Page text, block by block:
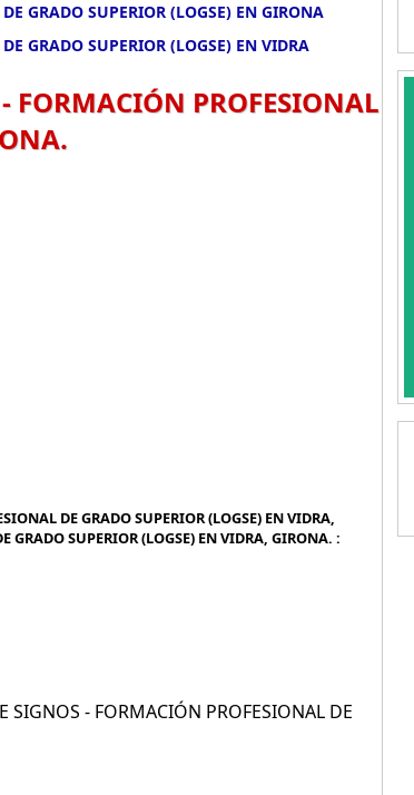
GRADO SUPERIOR (LOGSE) EN GIRONA
GRADO SUPERIOR (LOGSE) EN VIDRA
FORMACIÓN PROFESIONAL
DE GRADO SUPERIOR (LOGSE) EN VIDRA,
GRADO SUPERIOR (LOGSE) EN VIDRA, GIRONA. :
- FORMACIÓN PROFESIONAL DE